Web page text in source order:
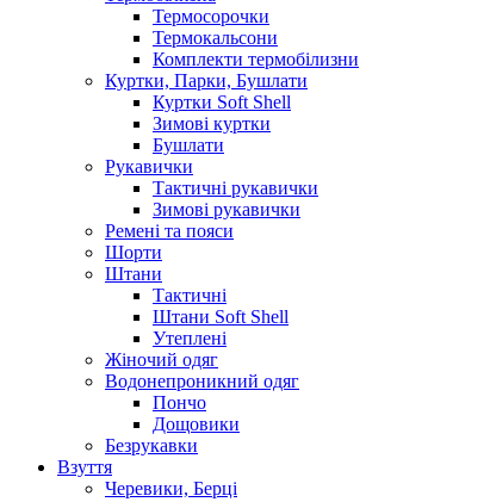
Термосорочки
Термокальсони
Комплекти термобілизни
Куртки, Парки, Бушлати
Куртки Soft Shell
Зимові куртки
Бушлати
Рукавички
Тактичні рукавички
Зимові рукавички
Ремені та пояси
Шорти
Штани
Тактичні
Штани Soft Shell
Утеплені
Жіночий одяг
Водонепроникний одяг
Пончо
Дощовики
Безрукавки
Взуття
Черевики, Берці